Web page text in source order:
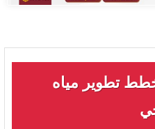
تطوير مياه